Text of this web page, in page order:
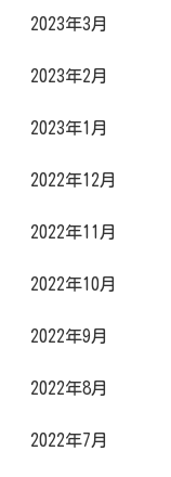
2023年3月
2023年2月
2023年1月
2022年12月
2022年11月
2022年10月
2022年9月
2022年8月
2022年7月